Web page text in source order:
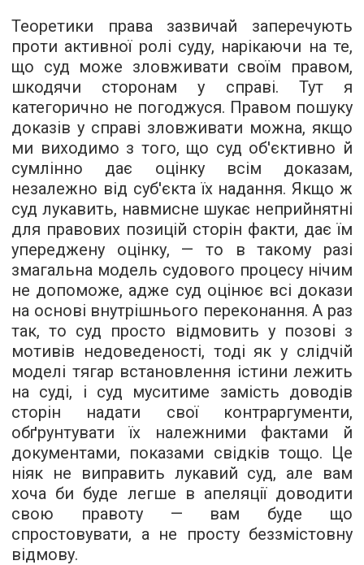
Теоретики права зазвичай заперечують
проти активної ролі суду, нарікаючи на те,
що суд може зловживати своїм правом,
шкодячи сторонам у справі. Тут я
категорично не погоджуся. Правом пошуку
доказів у справі зловживати можна, якщо
ми виходимо з того, що суд об'єктивно й
сумлінно дає оцінку всім доказам,
незалежно від суб'єкта їх надання. Якщо ж
суд лукавить, навмисне шукає неприйнятні
для правових позицій сторін факти, дає їм
упереджену оцінку, — то в такому разі
змагальна модель судового процесу нічим
не допоможе, адже суд оцінює всі докази
на основі внутрішнього переконання. А раз
так, то суд просто відмовить у позові з
мотивів недоведеності, тоді як у слідчій
моделі тягар встановлення істини лежить
на суді, і суд муситиме замість доводів
сторін надати свої контраргументи,
обґрунтувати їх належними фактами й
документами, показами свідків тощо. Це
ніяк не виправить лукавий суд, але вам
хоча би буде легше в апеляції доводити
свою правоту — вам буде що
спростовувати, а не просту беззмістовну
відмову.